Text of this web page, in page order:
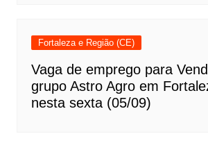
Fortaleza e Região (CE)
Vaga de emprego para
grupo Astro Agro em
nesta sexta (05/09)